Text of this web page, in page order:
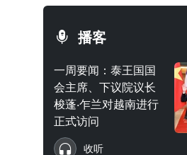
播客
一周要闻：泰王国国
会主席、下议院议长
梭蓬·乍兰对越南进行
正式访问
收听